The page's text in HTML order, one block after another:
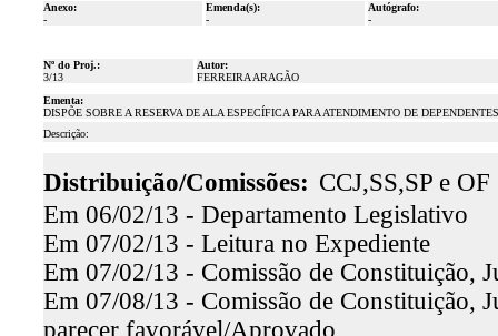
Anexo:
-
Emenda(s):
-
Autógrafo:
-
Nº do Proj.:
3/13
Autor:
FERREIRA ARAGÃO
Ementa:
DISPÕE SOBRE A RESERVA DE ALA ESPECÍFICA PARA ATENDIMENTO DE
Descrição:
Distribuição/Comissões: CCJ,SS,SP e OF
Em 06/02/13 - Departamento Legislativo
Em 07/02/13 - Leitura no Expediente
Em 07/02/13 - Comissão de Constituição,
Em 07/08/13 - Comissão de Constituição,
parecer favorável/Aprovado